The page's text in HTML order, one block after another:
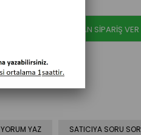
WHATSAPPTAN SİPARİŞ VER
YORUM YAZ SATICIYA SORU SOR